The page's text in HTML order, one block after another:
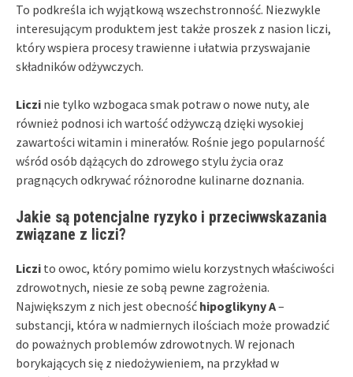
To podkreśla ich wyjątkową wszechstronność. Niezwykle
interesującym produktem jest także proszek z nasion liczi,
który wspiera procesy trawienne i ułatwia przyswajanie
składników odżywczych.
Liczi nie tylko wzbogaca smak potraw o nowe nuty, ale
również podnosi ich wartość odżywczą dzięki wysokiej
zawartości witamin i minerałów. Rośnie jego popularność
wśród osób dążących do zdrowego stylu życia oraz
pragnących odkrywać różnorodne kulinarne doznania.
Jakie są potencjalne ryzyko i przeciwwskazania
związane z liczi?
Liczi to owoc, który pomimo wielu korzystnych właściwości
zdrowotnych, niesie ze sobą pewne zagrożenia.
Największym z nich jest obecność hipoglikyny A–
substancji, która w nadmiernych ilościach może prowadzić
do poważnych problemów zdrowotnych. W rejonach
borykających się z niedożywieniem, na przykład w